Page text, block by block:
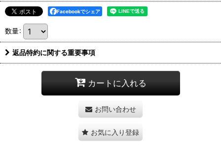
Facebookでシェア
数量:
返品特約に関する重要事項
カートに入れる
お問い合わせ
お気に入り登録